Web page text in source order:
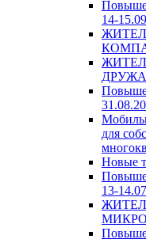
14-
для
Новые
13-